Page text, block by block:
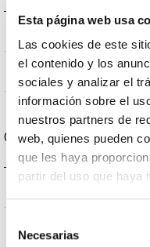
Esta página web usa
Las cookies de este
el contenido y los
sociales y analizar el
información sobre el
nuestros partners de
web, quienes pueden
que les haya
partir del uso que haya
Necesarias
CRI Índice de repr.
Carcasa y Acabado
IP Índice de